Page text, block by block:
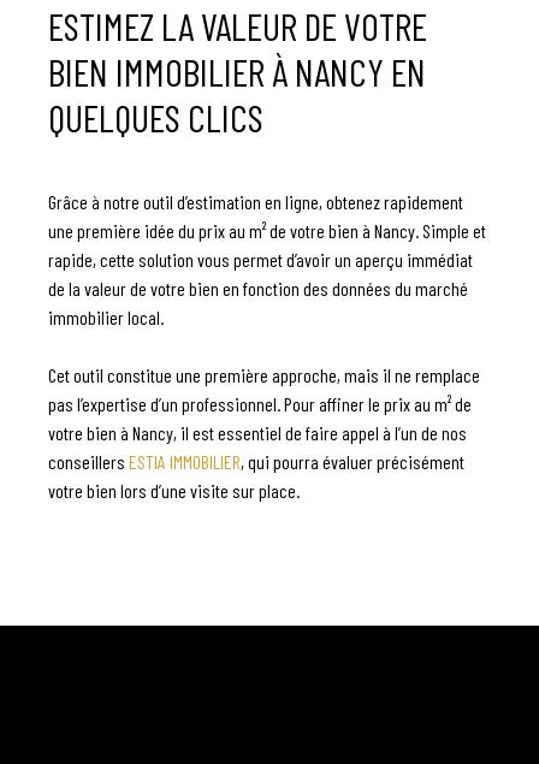
ESTIMEZ LA VALEUR DE VOTRE
BIEN IMMOBILIER À NANCY EN
QUELQUES CLICS
Grâce à notre outil d’estimation en ligne, obtenez rapidement
une première idée du prix au m² de votre bien à Nancy. Simple et
rapide, cette solution vous permet d’avoir un aperçu immédiat
de la valeur de votre bien en fonction des données du marché
immobilier local.
Cet outil constitue une première approche, mais il ne remplace
pas l’expertise d’un professionnel. Pour affiner le prix au m² de
votre bien à Nancy, il est essentiel de faire appel à l’un de nos
conseillers ESTIA IMMOBILIER, qui pourra évaluer précisément
votre bien lors d’une visite sur place.